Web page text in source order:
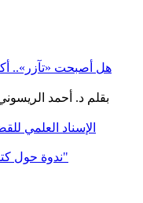
هل أصبحت «تآزر»..
الإسناد العلمي
ندوة حول كتاب "العدالة الاجتماعية في الإسلام"